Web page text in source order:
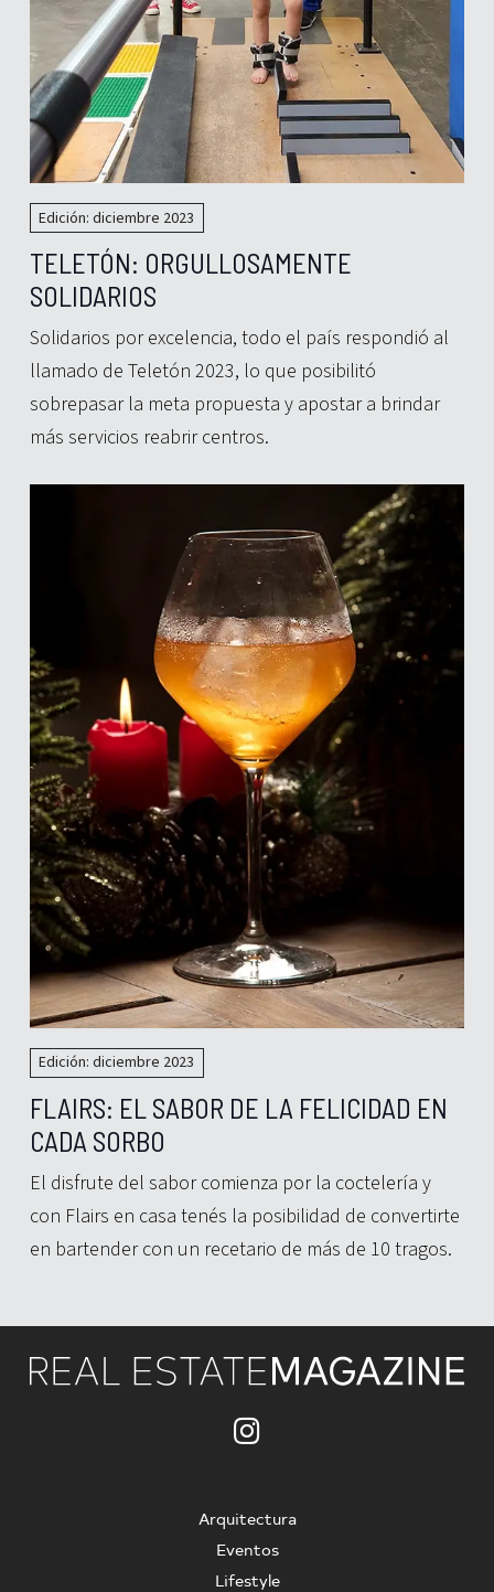
Edición: diciembre 2023
TELETÓN: ORGULLOSAMENTE
SOLIDARIOS
Solidarios por excelencia, todo el país respondió al
llamado de Teletón 2023, lo que posibilitó
sobrepasar la meta propuesta y apostar a brindar
más servicios reabrir centros.
Edición: diciembre 2023
FLAIRS: EL SABOR DE LA FELICIDAD EN
CADA SORBO
El disfrute del sabor comienza por la coctelería y
con Flairs en casa tenés la posibilidad de convertirte
en bartender con un recetario de más de 10 tragos.
Arquitectura
Eventos
Lifestyle